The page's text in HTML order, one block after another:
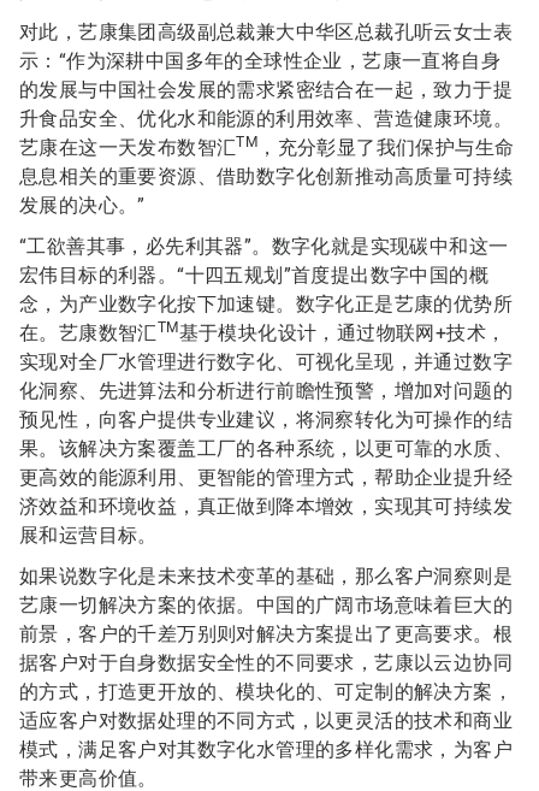
对此，艺康集团高级副总裁兼大中华区总裁孔听云女士表
示：“作为深耕中国多年的全球性企业，艺康一直将自身
的发展与中国社会发展的需求紧密结合在一起，致力于提
升食品安全、优化水和能源的利用效率、营造健康环境。
艺康在这一天发布数智汇TM ，充分彰显了我们保护与生命
息息相关的重要资源、借助数字化创新推动高质量可持续
发展的决心。”
“工欲善其事，必先利其器”。数字化就是实现碳中和这一
宏伟目标的利器。“十四五规划”首度提出数字中国的概
念，为产业数字化按下加速键。数字化正是艺康的优势所
在。艺康数智汇TM基于模块化设计，通过物联网+技术，
实现对全厂水管理进行数字化、可视化呈现，并通过数字
化洞察、先进算法和分析进行前瞻性预警，增加对问题的
预见性，向客户提供专业建议，将洞察转化为可操作的结
果。该解决方案覆盖工厂的各种系统，以更可靠的水质、
更高效的能源利用、更智能的管理方式，帮助企业提升经
济效益和环境收益，真正做到降本增效，实现其可持续发
展和运营目标。
如果说数字化是未来技术变革的基础，那么客户洞察则是
艺康一切解决方案的依据。中国的广阔市场意味着巨大的
前景，客户的千差万别则对解决方案提出了更高要求。根
据客户对于自身数据安全性的不同要求，艺康以云边协同
的方式，打造更开放的、模块化的、可定制的解决方案，
适应客户对数据处理的不同方式，以更灵活的技术和商业
模式，满足客户对其数字化水管理的多样化需求，为客户
带来更高价值。